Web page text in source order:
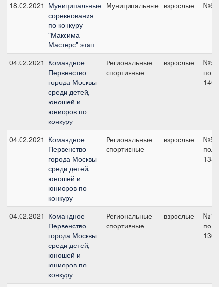
18.02.2021 Муниципальные
соревнования
по конкуру
"Максима
Мастерс" этап
Муниципальные взрослые №6,
04.02.2021 Командное
Первенство
города Москвы
среди детей,
юношей и
юниоров по
конкуру
Региональные
спортивные
взрослые
№9
140
04.02.2021 Командное
Первенство
города Москвы
среди детей,
юношей и
юниоров по
конкуру
Региональные
спортивные
взрослые
№5
135
04.02.2021 Командное
Первенство
города Москвы
среди детей,
юношей и
юниоров по
конкуру
Региональные
спортивные
взрослые
№1
130